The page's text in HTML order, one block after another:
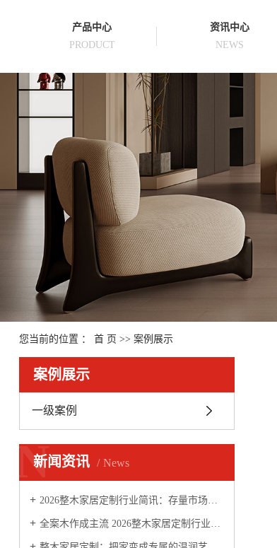
产品中心
PRODUCT
资讯中心
NEWS
您当前的位置 ： 首 页 >> 案例展示
案例展示
一级案例
新闻资讯 News
N
2026整木家居定制行业简讯：存量市场迎来四大升级变革
全案木作成主流 2026整木家居定制行业迈向品质化、服务化新阶段